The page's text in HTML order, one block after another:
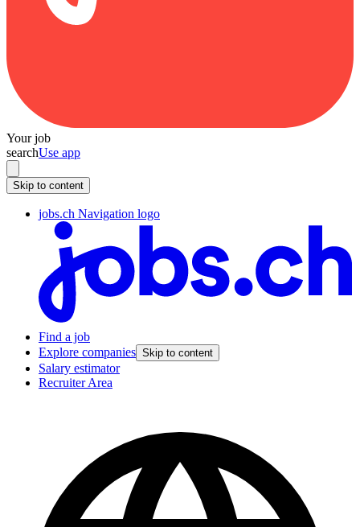
Your job
searchUse app
Skip to content
jobs.ch Navigation logo
Find a job
Explore companies Skip to content
Salary estimator
Recruiter Area